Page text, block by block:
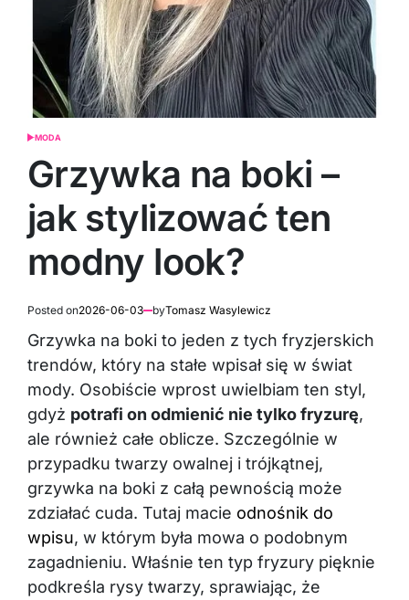
POSTED
MODA
Grzywka na boki –
jak stylizować ten
modny look?
Posted on2026-06-03 byTomasz Wasylewicz
Grzywka na boki to jeden z tych fryzjerskich
trendów, który na stałe wpisał się w świat
mody. Osobiście wprost uwielbiam ten styl,
gdyż potrafi on odmienić nie tylko fryzurę,
ale również całe oblicze. Szczególnie w
przypadku twarzy owalnej i trójkątnej,
grzywka na boki z całą pewnością może
zdziałać cuda. Tutaj macie odnośnik do
wpisu, w którym była mowa o podobnym
zagadnieniu. Właśnie ten typ fryzury pięknie
podkreśla rysy twarzy, sprawiając, że